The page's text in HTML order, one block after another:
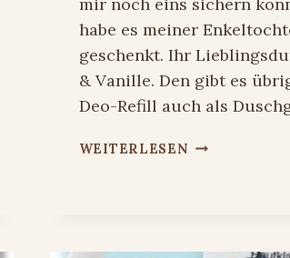
habe es meiner
geschenkt. Ihr
& Vanille. Den gibt es
Deo-Refill auch als
WEITERLESEN HEART-
VON